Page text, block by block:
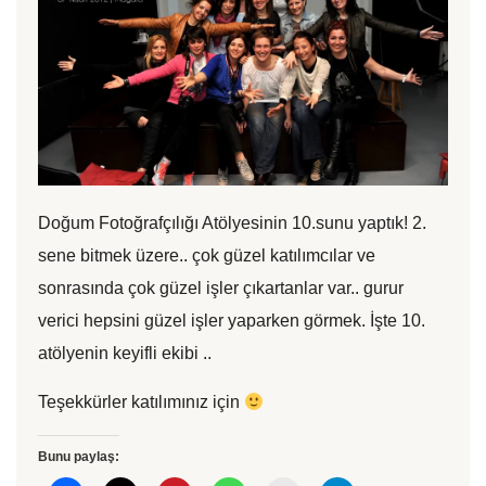
Doğum Fotoğrafçılığı Atölyesinin 10.sunu yaptık! 2.
sene bitmek üzere.. çok güzel katılımcılar ve
sonrasında çok güzel işler çıkartanlar var.. gurur
verici hepsini güzel işler yaparken görmek. İşte 10.
atölyenin keyifli ekibi ..
Teşekkürler katılımınız için
Bunu paylaş: